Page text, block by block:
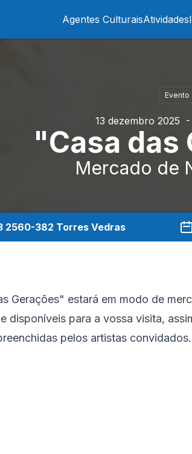
Agentes CulturaisAtividades
Evento
13 dezembro 2025 -
"Casa das
Mercado de
2560-382 Torres Vedras
Gerações" estará em modo de
disponíveis para a vossa visita,
pelos artistas